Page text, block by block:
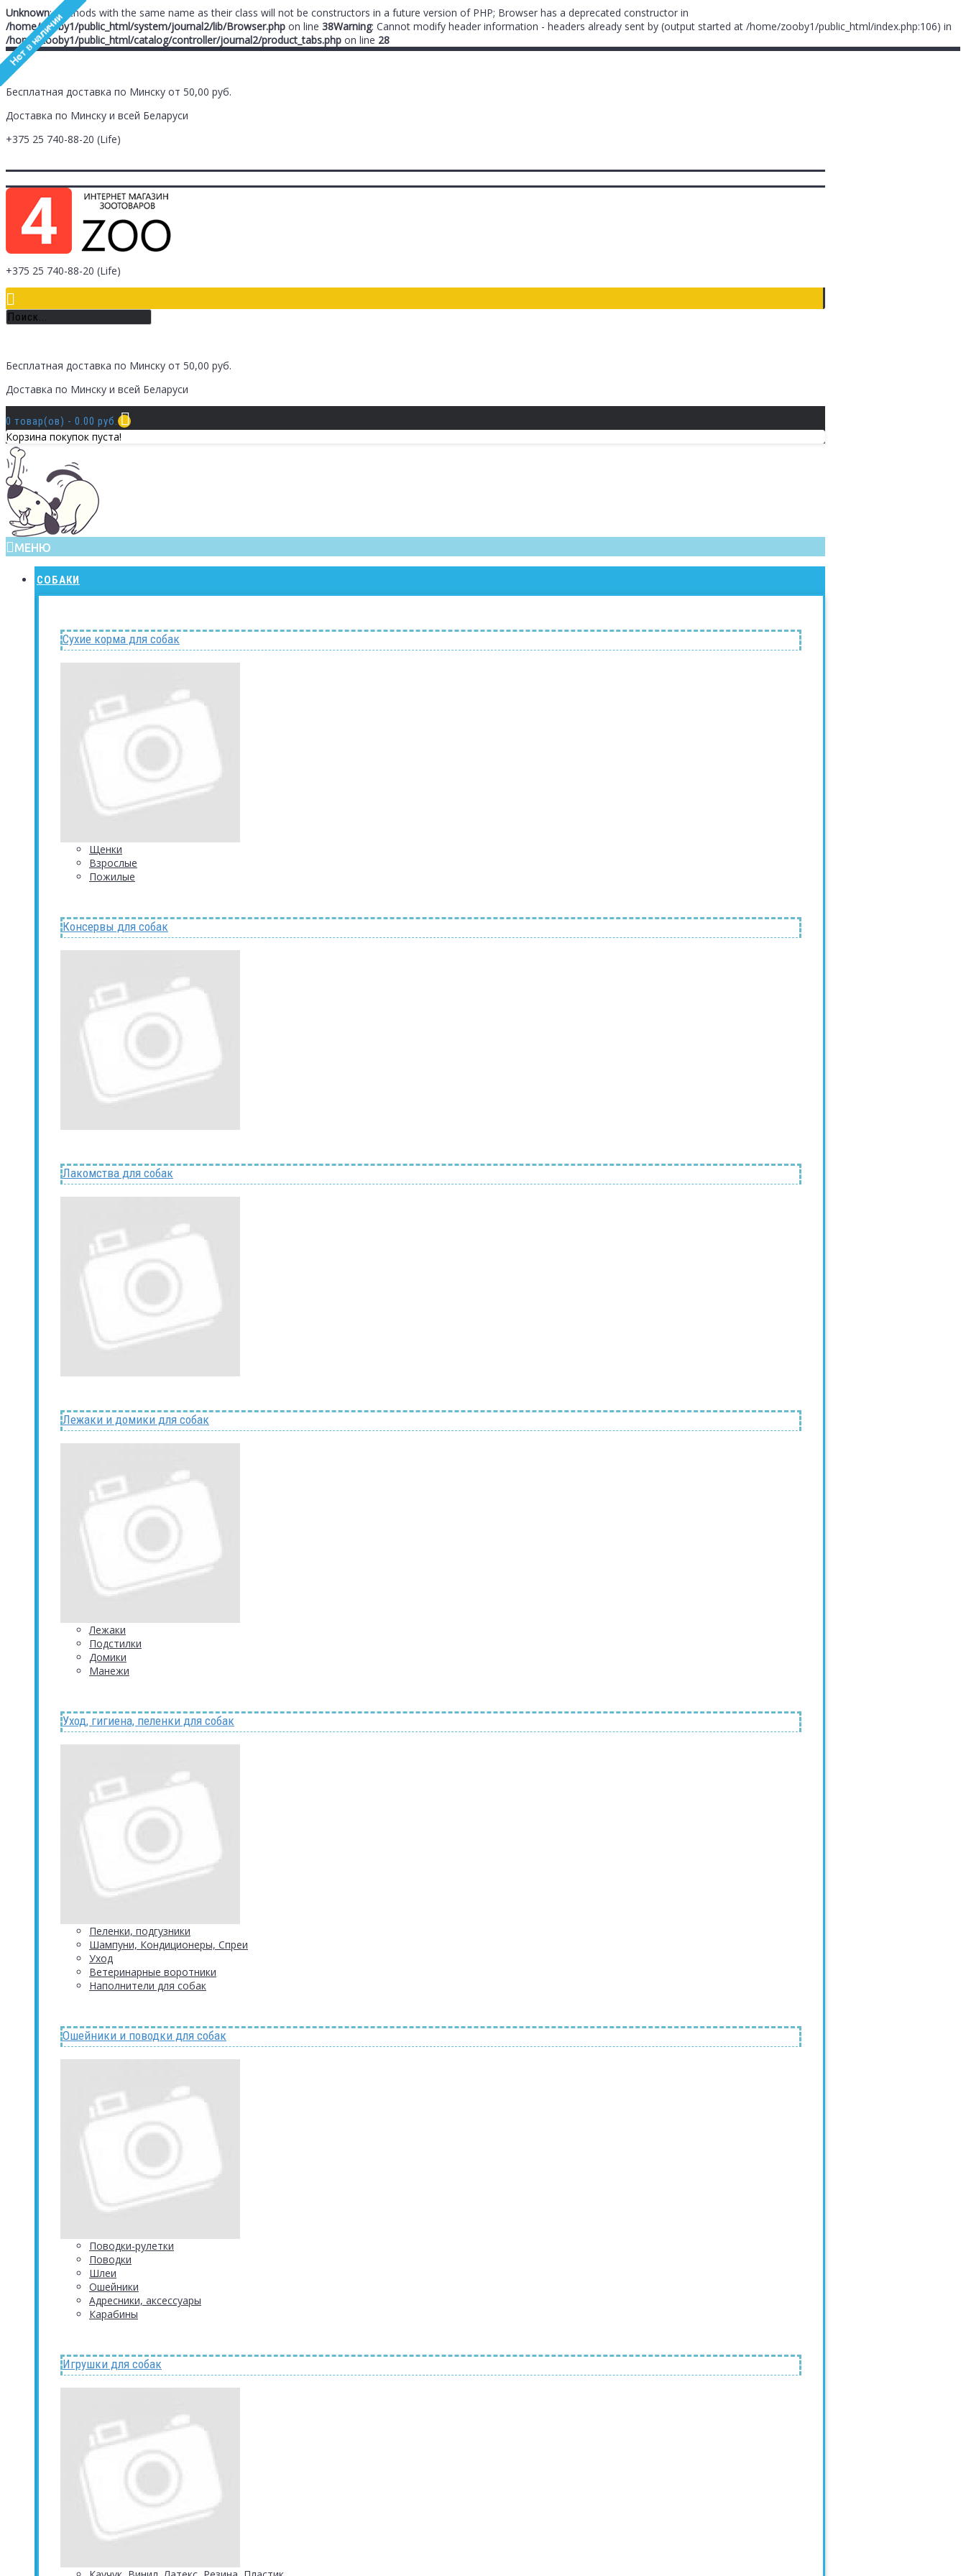
Unknown: Methods with the same name as their class will not be constructors in a future version of PHP; Browser has a deprecated constructor in
/home/zooby1/public_html/system/journal2/lib/Browser.php on line 38Warning: Cannot modify header information - headers already sent by (output started at /home/zooby1/public_html/index.php:106) in
/home/zooby1/public_html/catalog/controller/journal2/product_tabs.php on line 28
Бесплатная доставка по Минску от 50,00 руб.
Доставка по Минску и всей Беларуси
+375 25 740-88-20 (Life)
+375 25 740-88-20 (Life)
Бесплатная доставка по Минску от 50,00 руб.
Доставка по Минску и всей Беларуси
0 товар(ов) - 0.00 руб.
Корзина покупок пуста!
МЕНЮ
СОБАКИ
Сухие корма для собак
Щенки
Взрослые
Пожилые
Консервы для собак
Лакомства для собак
Лежаки и домики для собак
Лежаки
Подстилки
Домики
Манежи
Уход, гигиена, пеленки для собак
Пеленки, подгузники
Шампуни, Кондиционеры, Спреи
Уход
Ветеринарные воротники
Наполнители для собак
Ошейники и поводки для собак
Поводки-рулетки
Поводки
Шлеи
Ошейники
Адресники, аксессуары
Карабины
Игрушки для собак